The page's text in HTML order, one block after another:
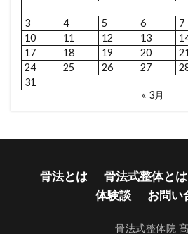
3
4 5 6 7
10
11 12 13
17
18 19 20 21
24
25 26 27
31
« 3月
骨法とは 骨法式整体とは
体験談
お問い
骨法式整体院